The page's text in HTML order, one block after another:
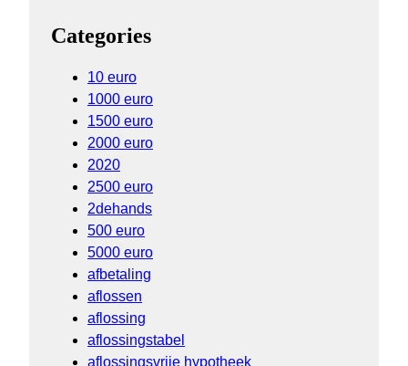
Categories
10 euro
1000 euro
1500 euro
2000 euro
2020
2500 euro
2dehands
500 euro
5000 euro
afbetaling
aflossen
aflossing
aflossingstabel
aflossingsvrije hypotheek